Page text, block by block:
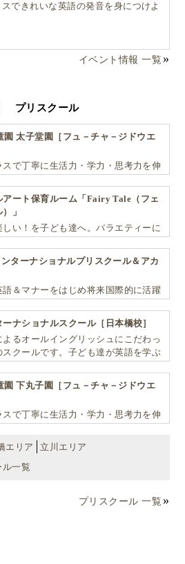
ひとりきり──子どもたちが
動にも参加できない子どもた
に陥るリスクがあります
できれいな英語の発音を身につけよ
イベント情報 一覧
プリスクール
園 太子堂園［フュ－チャ－ジドウエ
スで丁寧に生活力・学力・思考力を伸
アート保育ルーム「Fairy Tale（フェ
」
しい！を子ども達へ。バラエティーに
を育てます。
ターナショナルプリスクール＆アカ
語＆マナーをはじめ将来国際的に活躍
・エデュ）」は幼児から小学生まで一
充実のカリキュラムが魅力です
ナショナルスクール［日本橋校］
るオールイングリッシュにこだわっ
スクールです。子ども達が英語を学ぶ
園 下丸子園［フュ－チャ－ジドウエ
スで丁寧に生活力・学力・思考力を伸
エリア
立川エリア
一覧
プリスクール 一覧